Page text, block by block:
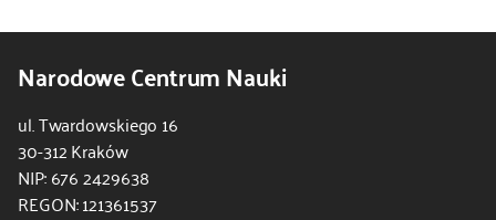
Narodowe Centrum Nauki
ul. Twardowskiego 16
30-312 Kraków
NIP: 676 2429638
REGON: 121361537